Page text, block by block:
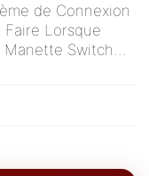
de Connexion
Faire Lorsque
Manette Switch